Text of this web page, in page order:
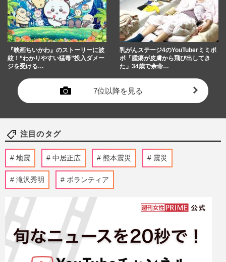
『映画ちいかわ』のストーリーに波
紋！“わかりやすい猛毒”投入ダメー
ジを受ける…
乳がんステージ4のYouTuberミミポ
ポ「腫瘍が皮膚から飛び出してき
た」34歳で余命…
7位以降を見る
注目のタグ
地震 中居正広 熊本震災 震災
滝沢秀明 ボランティア